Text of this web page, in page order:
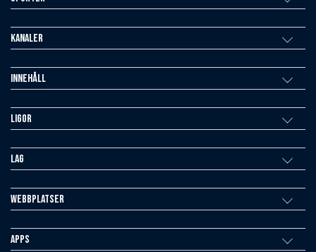
Kanaler
Innehåll
Ligor
Lag
Webbplatser
Apps